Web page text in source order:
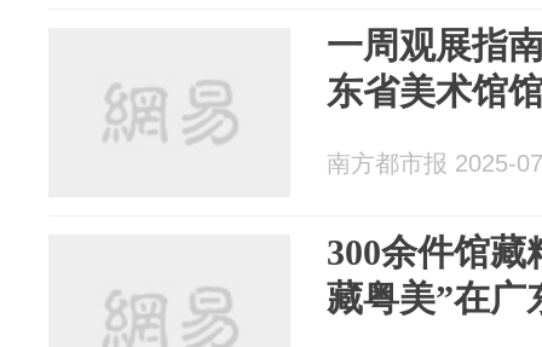
一周观展指
东省美术馆
南方都市报 2025-
300余件馆藏
藏粤美”在广